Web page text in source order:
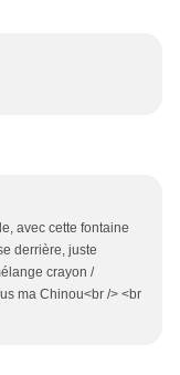
avec cette fontaine
derrière, juste
crayon /
ma Chinou<br /> <br